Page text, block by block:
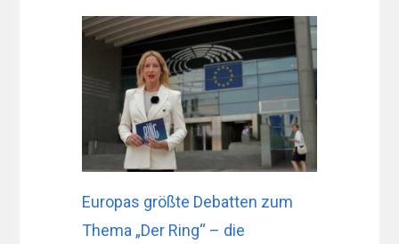
Europas größte Debatten zum
Thema „Der Ring“ – die